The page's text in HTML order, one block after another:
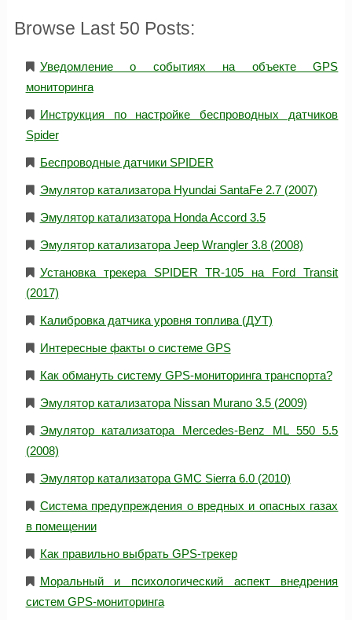
Browse Last 50 Posts:
Уведомление о событиях на объекте GPS
мониторинга
Инструкция по настройке беспроводных датчиков
Spider
Беспроводные датчики SPIDER
Эмулятор катализатора Hyundai SantaFe 2.7 (2007)
Эмулятор катализатора Honda Accord 3.5
Эмулятор катализатора Jeep Wrangler 3.8 (2008)
Установка трекера SPIDER TR-105 на Ford Transit
(2017)
Калибровка датчика уровня топлива (ДУТ)
Интересные факты о системе GPS
Как обмануть систему GPS-мониторинга транспорта?
Эмулятор катализатора Nissan Murano 3.5 (2009)
Эмулятор катализатора Mercedes-Benz ML 550 5.5
(2008)
Эмулятор катализатора GMC Sierra 6.0 (2010)
Система предупреждения о вредных и опасных газах
в помещении
Как правильно выбрать GPS-трекер
Моральный и психологический аспект внедрения
систем GPS-мониторинга